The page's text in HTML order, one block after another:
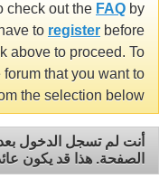
check out the FAQ by
to register before
above to proceed. To
that you want to
the selection below.
أنت لم تسجل الدخول
الصفحة. هذا قد يكون